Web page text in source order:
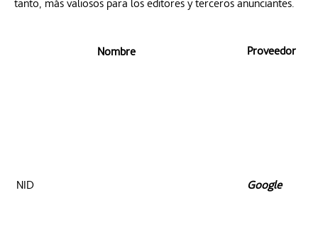
Nombre Proveedor
NID Google